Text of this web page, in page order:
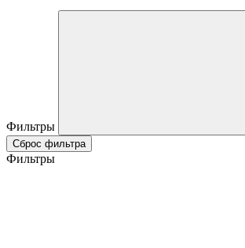
Фильтры
Сброс фильтра
Фильтры